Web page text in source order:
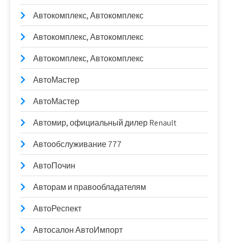
Автокомплекс, Автокомплекс
Автокомплекс, Автокомплекс
Автокомплекс, Автокомплекс
АвтоМастер
АвтоМастер
Автомир, официальный дилер Renault
Автообслуживание 777
АвтоПочин
Авторам и правообладателям
АвтоРеспект
Автосалон АвтоИмпорт